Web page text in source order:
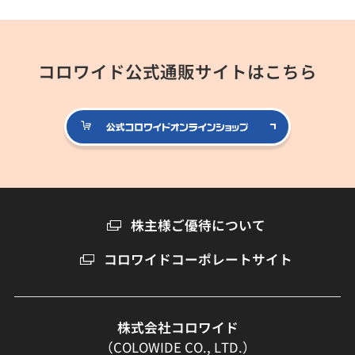
コロワイド公式通販サイトはこちら
公式コロ
株主様ご優待について
コロワイドコーポレートサイト
株式会社コロワイド
（COLOWIDE CO., LTD.）